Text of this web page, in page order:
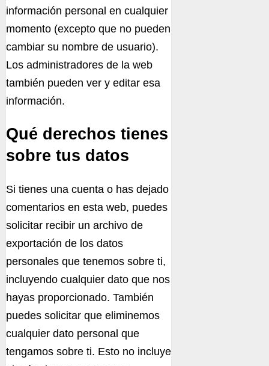
información personal en cualquier
momento (excepto que no pueden
cambiar su nombre de usuario).
Los administradores de la web
también pueden ver y editar esa
información.
Qué derechos tienes
sobre tus datos
Si tienes una cuenta o has dejado
comentarios en esta web, puedes
solicitar recibir un archivo de
exportación de los datos
personales que tenemos sobre ti,
incluyendo cualquier dato que nos
hayas proporcionado. También
puedes solicitar que eliminemos
cualquier dato personal que
tengamos sobre ti. Esto no incluye